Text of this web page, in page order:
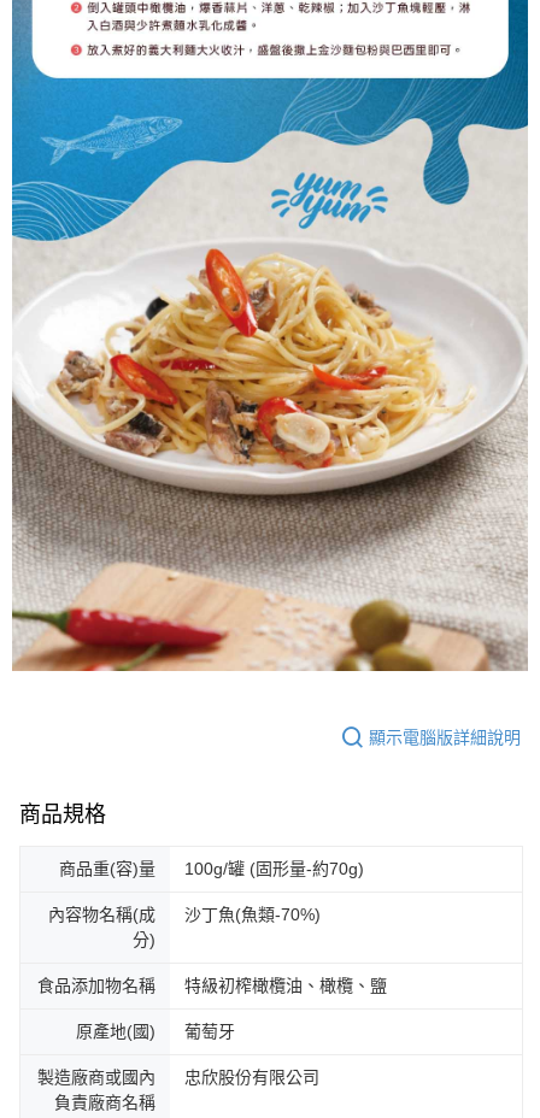
顯示電腦版詳細說明
商品規格
商品重(容)量 100g/罐 (固形量-約70g)
內容物名稱(成
分)
沙丁魚(魚類-70%)
食品添加物名稱 特級初榨橄欖油、橄欖、鹽
原產地(國) 葡萄牙
製造廠商或國內
負責廠商名稱
忠欣股份有限公司